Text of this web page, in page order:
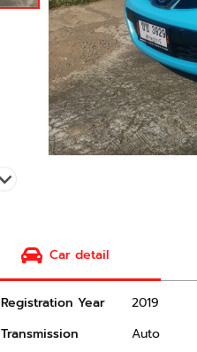
Car detail
Registration Year
2019
Transmission
Auto